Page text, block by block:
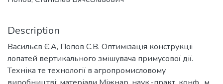
Description
Васильєв Є.А, Попов С.В. Оптимізація конструкції
лопатей вертикального змішувача примусової дії.
Техніка те технології в агропромисловому